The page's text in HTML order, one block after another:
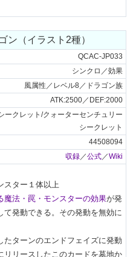
ン（イラスト2種）
QCAC-JP033
シンクロ／効果
風属性／レベル8／ドラゴン族
ATK:2500／DEF:2000
ークレット/クォーターセンチュリー
シークレット
44508094
収録／公式／Wiki
スター１体以上
魔法・罠・モンスターの効果が発
発動できる。その発動を無効に
ターンのエンドフェイズに発動
リリースしたこのカードを墓地か